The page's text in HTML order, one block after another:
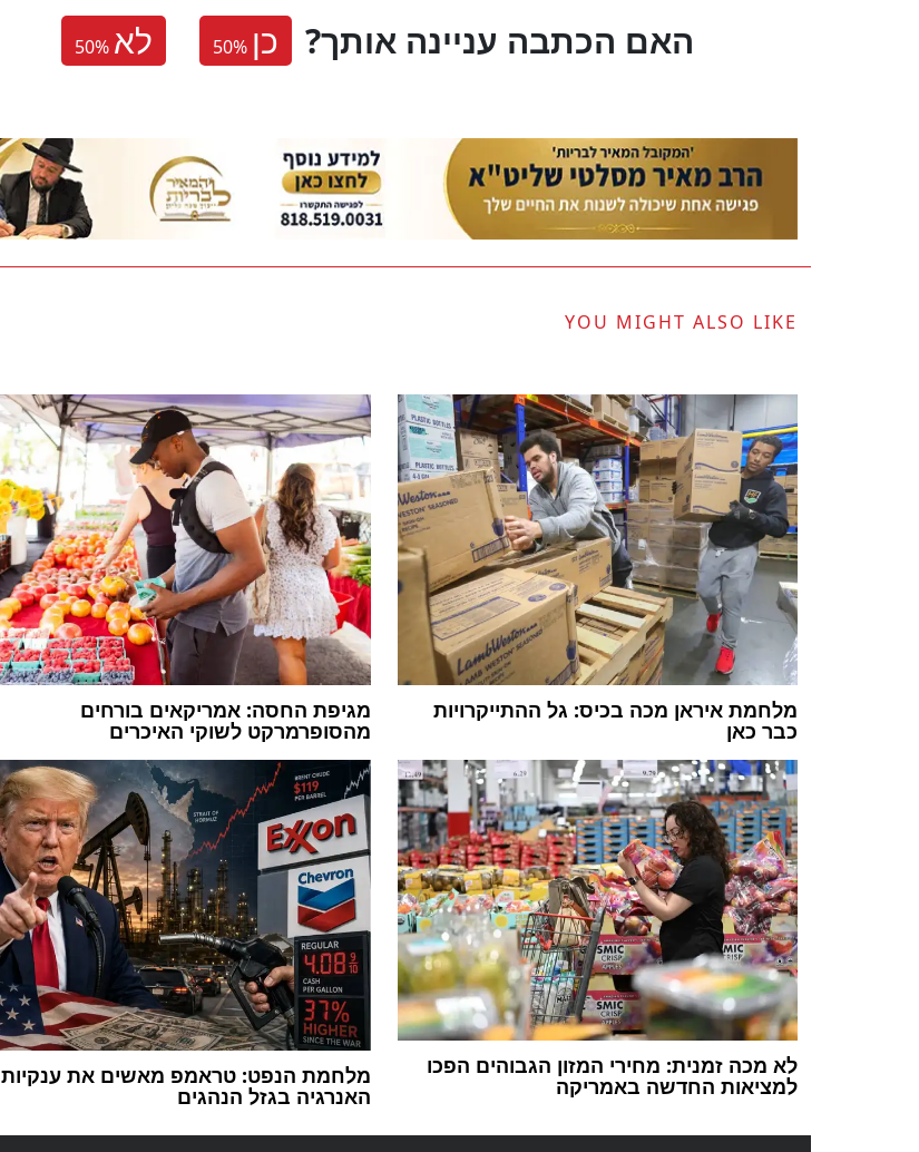
50% לא 50% כן ?האם הכתבה עניינה אותך
YOU MIGHT ALSO LIKE
מגיפת החסה: אמריקאים בורחים
מהסופרמרקט לשוקי האיכרים
מלחמת איראן מכה בכיס: גל ההתייקרויות
כבר כאן
מלחמת הנפט: טראמפ מאשים את ענקיות
האנרגיה בגזל הנהגים
לא מכה זמנית: מחירי המזון הגבוהים הפכו
למציאות החדשה באמריקה